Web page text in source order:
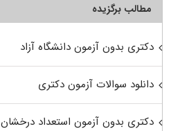
مطالب برگزیده
دکتری بدون آزمون دانشگاه آزاد
دانلود سوالات آزمون دکتری
دکتری بدون آزمون استعداد درخشان